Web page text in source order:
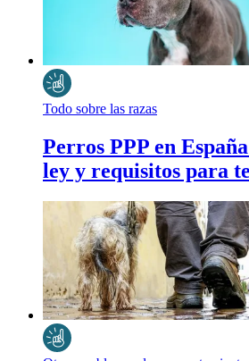
Todo sobre las razas
Perros PPP en
ley y requisitos para